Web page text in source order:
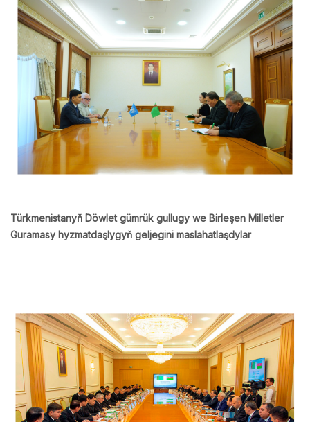
Türkmenistanyň Döwlet gümrük gullugy we Birleşen Milletler
Guramasy hyzmatdaşlygyň geljegini maslahatlaşdylar